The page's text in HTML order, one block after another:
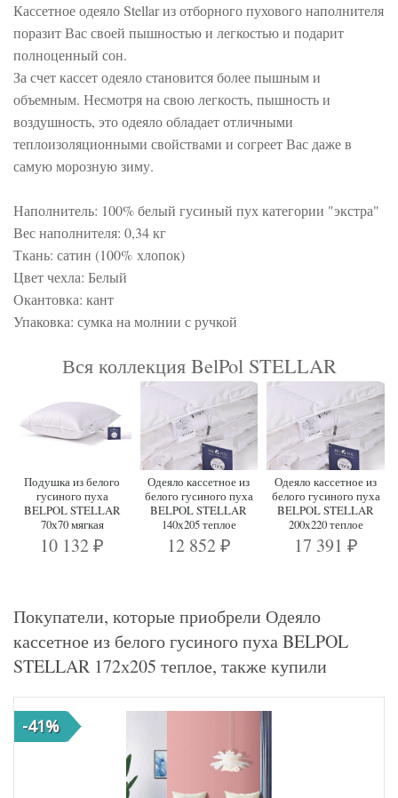
Кассетное одеяло Stellar из отборного пухового наполнителя
поразит Вас своей пышностью и легкостью и подарит
полноценный сон.
За счет кассет одеяло становится более пышным и
объемным. Несмотря на свою легкость, пышность и
воздушность, это одеяло обладает отличными
теплоизоляционными свойствами и согреет Вас даже в
самую морозную зиму.
Наполнитель: 100% белый гусиный пух категории "экстра"
Вес наполнителя: 0,34 кг
Ткань: сатин (100% хлопок)
Цвет чехла: Белый
Окантовка: кант
Упаковка: сумка на молнии с ручкой
Вся коллекция BelPol STELLAR
Подушка из белого
гусиного пуха
BELPOL STELLAR
70х70 мягкая
10 132₽
Одеяло кассетное из
белого гусиного пуха
BELPOL STELLAR
140х205 теплое
12 852 ₽
Одеяло кассетное из
белого гусиного пуха
BELPOL STELLAR
200х220 теплое
17 391 ₽
Покупатели, которые приобрели Одеяло
кассетное из белого гусиного пуха BELPOL
STELLAR 172х205 теплое, также купили
-41%